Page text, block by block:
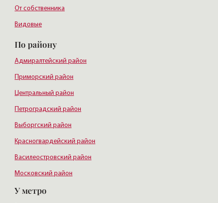
От собственника
Видовые
По району
Адмиралтейский район
Приморский район
Центральный район
Петроградский район
Выборгский район
Красногвардейский район
Василеостровский район
Московский район
Курортный район
У метро